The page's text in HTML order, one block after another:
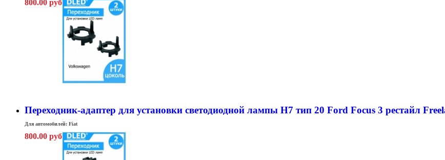
800.00 руб
Переходник-адаптер для установки светодиодной лампы H7 тип 20 Ford Focus 3 рестайл
Для автомобилей: Fiat
800.00 руб